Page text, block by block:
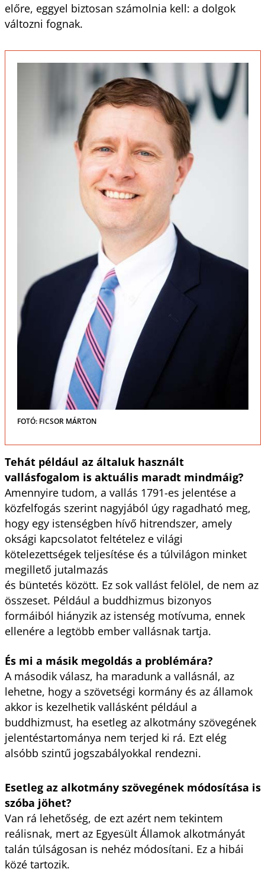
előre, eggyel biztosan számolnia kell: a dolgok
változni fognak.
FOTÓ: FICSOR MÁRTON
Tehát például az általuk használt
vallásfogalom is aktuális maradt mindmáig?
Amennyire tudom, a vallás 1791-es jelentése a
közfelfogás szerint nagyjából úgy ragadható meg,
hogy egy istenségben hívő hitrendszer, amely
oksági kapcsolatot feltételez e világi
kötelezettségek teljesítése és a túl­világon minket
megillető jutalmazás
és büntetés között. Ez sok vallást felölel, de nem az
összeset. Például a buddhizmus bizonyos
formáiból hiányzik az istenség motívuma, ennek
ellenére a legtöbb ember vallásnak tartja.
És mi a másik megoldás a problémára?
A második válasz, ha maradunk a vallásnál, az
lehetne, hogy a szövetségi kormány és az államok
akkor is kezelhetik vallásként például a
buddhizmust, ha esetleg az alkotmány szövegének
jelentéstartománya nem terjed ki rá. Ezt elég
alsóbb szintű jogszabályokkal rendezni.
Esetleg az alkotmány szövegének módosítása is
szóba jöhet?
Van rá lehetőség, de ezt azért nem tekintem
reálisnak, mert az Egyesült Államok alkotmányát
talán túlságosan is nehéz módosítani. Ez a hibái
közé tartozik.